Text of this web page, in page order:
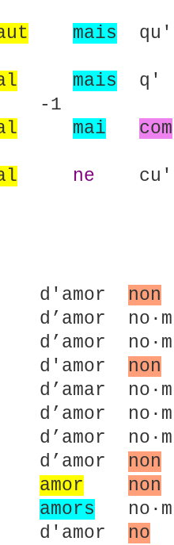
mais
mais
-1
mai com
ne
d'amor non
d'amor non
d’amor non
amor non
amors
no